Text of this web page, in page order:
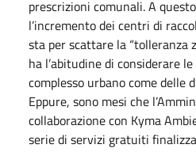
prescrizioni comunali. A
l’incremento dei centri di
sta per scattare la “tolleranza
ha l’abitudine di considerare
complesso urbano come delle
Eppure, sono mesi che
collaborazione con Kyma
serie di servizi gratuiti